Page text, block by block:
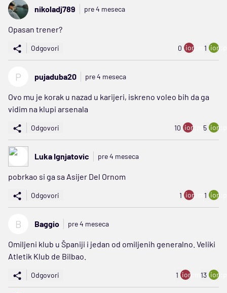
nikoladj789 pre 4 meseca
Opasan trener?
Odgovori 0 ion:minus
1
P pujaduba20 pre 4 meseca
Ovo mu je korak u nazad u karijeri, iskreno voleo bih da ga
vidim na klupi arsenala
Odgovori 10 ion:minus
5
Luka Ignjatovic pre 4 meseca
pobrkao si ga sa Asijer Del Ornom
Odgovori 1 ion:minus
1
B Baggio pre 4 meseca
Omiljeni klub u Španiji i jedan od omiljenih generalno. Veliki
Atletik Klub de Bilbao.
Odgovori 1 ion:minus
13